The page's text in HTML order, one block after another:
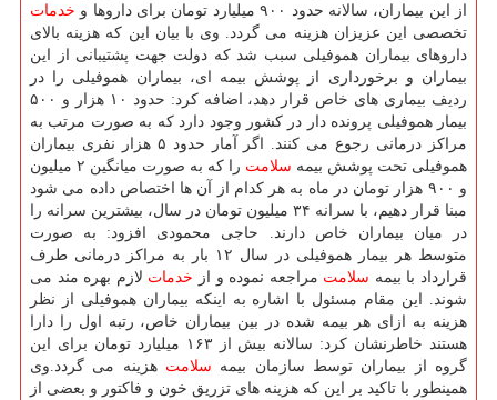
از این بیماران، سالانه حدود ۹۰۰ میلیارد تومان برای داروها و
خدمات
تخصصی این عزیزان هزینه می گردد. وی با بیان این كه هزینه بالای
داروهای بیماران هموفیلی سبب شد كه دولت جهت پشتیبانی از این
بیماران و برخورداری از پوشش بیمه ای، بیماران هموفیلی را در
ردیف بیماری های خاص قرار دهد، اضافه كرد: حدود ۱۰ هزار و ۵۰۰
بیمار هموفیلی پرونده دار در كشور وجود دارد كه به صورت مرتب به
مراكز درمانی رجوع می كنند. اگر آمار حدود ۵ هزار نفری بیماران
هموفیلی تحت پوشش بیمه سلامت
را كه به صورت میانگین ۲ میلیون
و ۹۰۰ هزار تومان در ماه به هر كدام از آن ها اختصاص داده می شود
مبنا قرار دهیم، با سرانه ۳۴ میلیون تومان در سال، بیشترین سرانه را
در میان بیماران خاص دارند. حاجی محمودی افزود: به صورت
متوسط هر بیمار هموفیلی در سال ۱۲ بار به مراكز درمانی طرف
قرارداد با بیمه سلامت مراجعه نموده و از خدمات لازم بهره مند می
شوند. این مقام مسئول با اشاره به اینكه بیماران هموفیلی از نظر
هزینه به ازای هر بیمه شده در بین بیماران خاص، رتبه اول را دارا
هستند خاطرنشان كرد: سالانه بیش از ۱۶۳ میلیارد تومان برای این
گروه از بیماران توسط سازمان بیمه سلامت هزینه می گردد.وی
همینطور با تاكید بر این كه هزینه های تزریق خون و فاكتور و بعضی از